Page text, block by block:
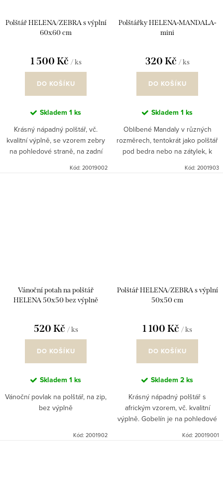
Polštář HELENA/ZEBRA s výplní
60x60 cm
1 500 Kč / ks
DO KOŠÍKU
Skladem 1 ks
Krásný nápadný polštář, vč.
kvalitní výplně, se vzorem zebry
na pohledové straně, na zadní
Kód: 20019002
Polštářky HELENA-MANDALA-
mini
320 Kč / ks
DO KOŠÍKU
Skladem 1 ks
Oblíbené Mandaly v různých
rozměrech, tentokrát jako polštář
pod bedra nebo na zátylek, k
Kód: 2001903
Vánoční potah na polštář
HELENA 50x50 bez výplně
520 Kč / ks
DO KOŠÍKU
Skladem 1 ks
Vánoční povlak na polštář, na zip,
bez výplně
Kód: 2001902
Polštář HELENA/ZEBRA s výplní
50x50 cm
1 100 Kč / ks
DO KOŠÍKU
Skladem 2 ks
Krásný nápadný polštář s
africkým vzorem, vč. kvalitní
výplně. Gobelín je na pohledové
Kód: 20019001